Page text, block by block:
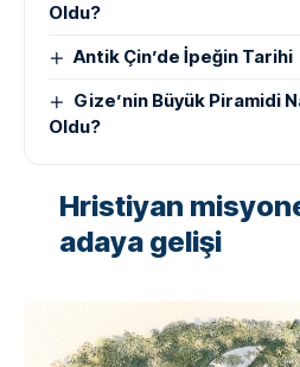
Oldu?
Antik Çin’de İpeğin Tarihi
Gize’nin Büyük Piramidi
Oldu?
Hristiyan
adaya gelişi